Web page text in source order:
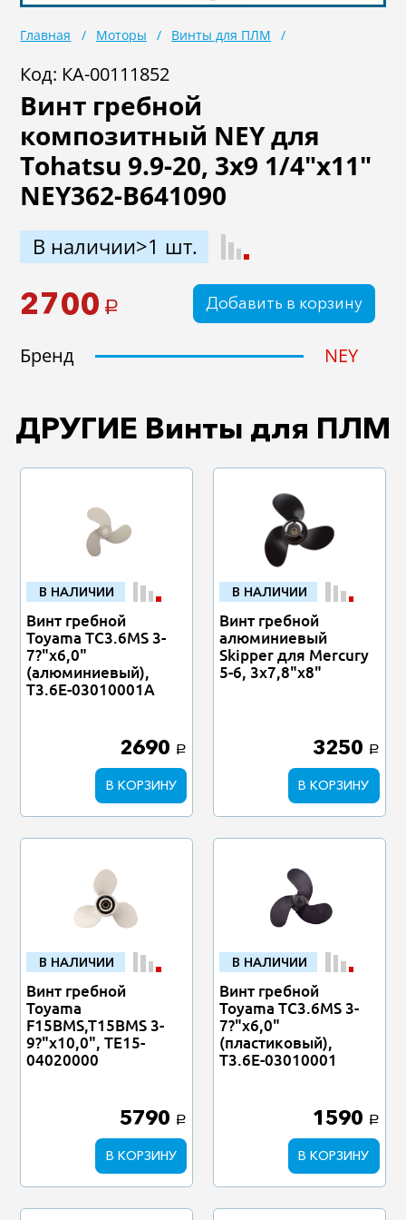
Масла
Иномарки
Крепеж колесный
Садовая техника
Лодки и моторы
Активный отдых
Электроинструмент
и оснастка
Главная Моторы Винты для ПЛМ
Код: КА-00111852
Винт гребной
композитный NEY для
Tohatsu 9.9-20, 3x9 1/4"x11"
NEY362-B641090
В наличии>1 шт.
2700 a Добавить в корзину
Бренд NEY
ДРУГИЕ Винты для ПЛМ
В НАЛИЧИИ
Винт гребной
Toyama TC3.6MS 3-
7?"х6,0"
(алюминиевый),
T3.6E-03010001A
2690 a
В КОРЗИНУ
В НАЛИЧИИ
Винт гребной
алюминиевый
Skipper для Mercury
5-6, 3x7,8"x8"
3250 a
В КОРЗИНУ
В НАЛИЧИИ
Винт гребной
Toyama
F15BMS,T15BMS 3-
9?"х10,0", TE15-
04020000
5790 a
В КОРЗИНУ
В НАЛИЧИИ
Винт гребной
Toyama TC3.6MS 3-
7?"х6,0"
(пластиковый),
T3.6E-03010001
1590 a
В КОРЗИНУ